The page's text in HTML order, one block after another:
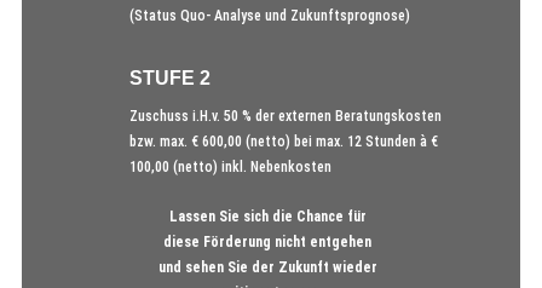
(Status Quo- Analyse und Zukunftsprognose)
STUFE 2
Zuschuss i.H.v. 50 % der externen Beratungskosten
bzw. max. € 600,00 (netto) bei max. 12 Stunden à €
100,00 (netto) inkl. Nebenkosten
Lassen Sie sich die Chance für
diese Förderung nicht entgehen
und sehen Sie der Zukunft wieder